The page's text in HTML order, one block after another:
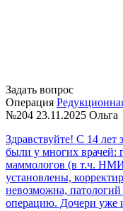
Задать вопрос
Операция
№204 23.11.2025 Ольга
Здравствуйте! С 14 лет
были у многих врачей:
маммологов (в т.ч.
установлены,
невозможна, патологий
операцию. Дочери уже